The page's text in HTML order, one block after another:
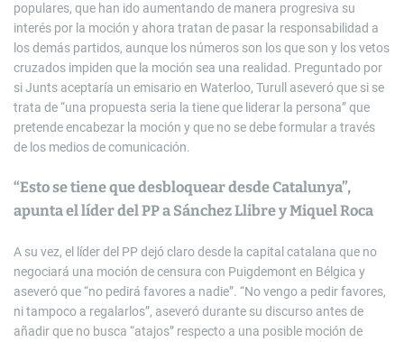
populares, que han ido aumentando de manera progresiva su
interés por la moción y ahora tratan de pasar la responsabilidad a
los demás partidos, aunque los números son los que son y los vetos
cruzados impiden que la moción sea una realidad. Preguntado por
si Junts aceptaría un emisario en Waterloo, Turull aseveró que si se
trata de “una propuesta seria la tiene que liderar la persona” que
pretende encabezar la moción y que no se debe formular a través
de los medios de comunicación.
“Esto se tiene que desbloquear desde Catalunya”,
apunta el líder del PP a Sánchez Llibre y Miquel Roca
A su vez, el líder del PP dejó claro desde la capital catalana que no
negociará una moción de censura con Puigdemont en Bélgica y
aseveró que “no pedirá favores a nadie”. “No vengo a pedir favores,
ni tampoco a regalarlos”, aseveró durante su discurso antes de
añadir que no busca “atajos” respecto a una posible moción de